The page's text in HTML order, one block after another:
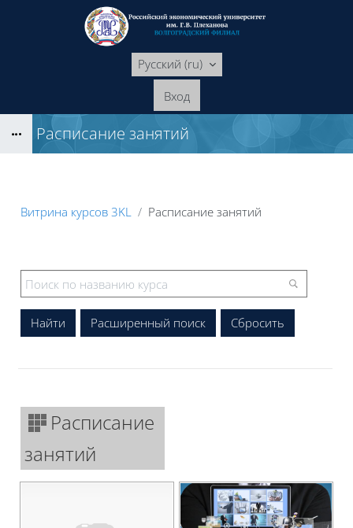
Перейти к основному содержанию
Русский ‎(ru)‎
Вход
Расписание занятий
Витрина курсов 3KL Расписание занятий
Расширенный поиск
Расписание
занятий